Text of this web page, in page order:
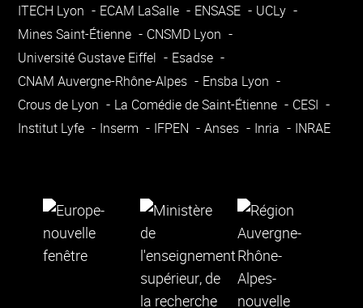
ITECH Lyon
ECAM LaSalle ENSASE
UCLy
Mines Saint-Étienne
CNSMD Lyon
Université Gustave Eiffel
Esadse
CNAM Auvergne-Rhône-Alpes
Ensba Lyon
Crous de Lyon
La Comédie de Saint-Étienne
CESI
Institut Lyfe
Inserm IFPEN Anses Inria INRAE